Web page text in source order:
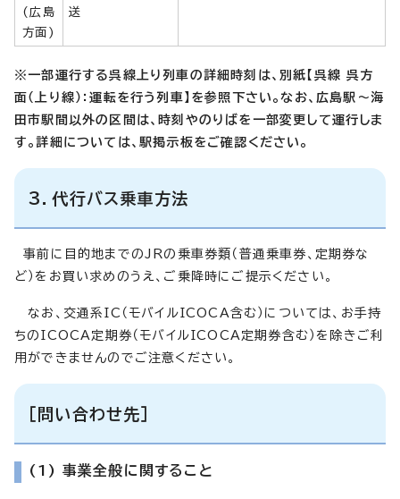
(広島
方面)
送
※一部運行する呉線上り列車の詳細時刻は、別紙【呉線 呉方
面（上り線）：運転を行う列車】を参照下さい。なお、広島駅～海
田市駅間以外の区間は、時刻やのりばを一部変更して運行しま
す。詳細については、駅掲示板をご確認ください。
3．代行バス乗車方法
事前に目的地までのJRの乗車券類（普通乗車券、定期券な
ど）をお買い求めのうえ、ご乗降時にご提示ください。
なお、交通系IC（モバイルICOCA含む）については、お手持
ちのICOCA定期券（モバイルICOCA定期券含む）を除きご利
用ができませんのでご注意ください。
［問い合わせ先］
(1) 事業全般に関すること